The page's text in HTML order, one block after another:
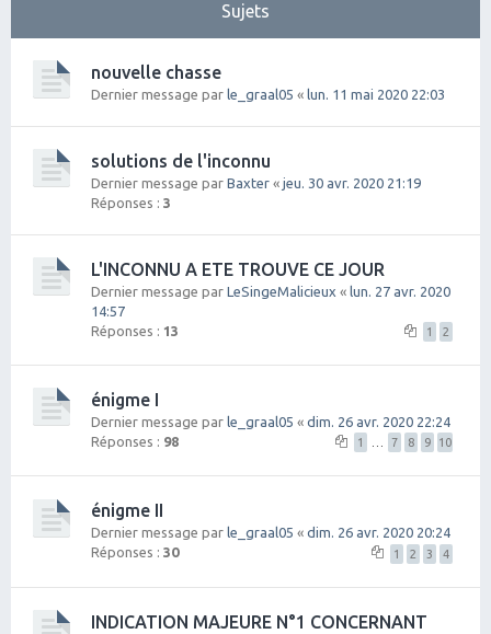
Sujets
nouvelle chasse
Dernier message par le_graal05 « lun. 11 mai 2020 22:03
solutions de l'inconnu
Dernier message par Baxter « jeu. 30 avr. 2020 21:19
Réponses : 3
L'INCONNU A ETE TROUVE CE JOUR
Dernier message par LeSingeMalicieux « lun. 27 avr. 2020
14:57
Réponses : 13 1 2
énigme I
Dernier message par le_graal05 « dim. 26 avr. 2020 22:24
Réponses : 98 1 … 7 8 9 10
énigme II
Dernier message par le_graal05 « dim. 26 avr. 2020 20:24
Réponses : 30 1 2 3 4
INDICATION MAJEURE N°1 CONCERNANT